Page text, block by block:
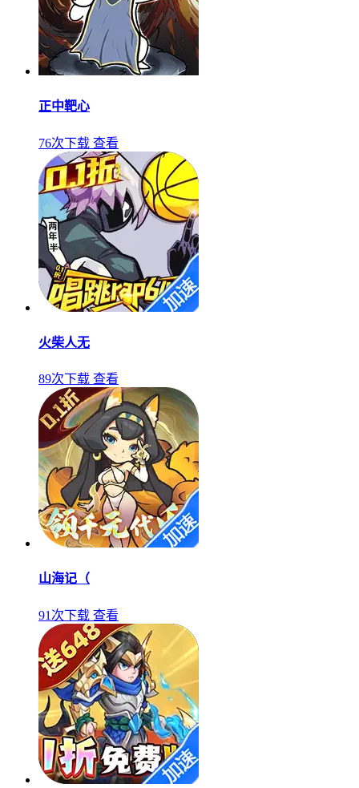
正中靶心
76次下载 查看
火柴人无
89次下载 查看
山海记（
91次下载 查看